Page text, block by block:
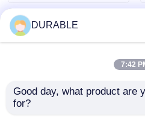
progettata per la
gestione delle acque
reflue
DURABLE
7:42
Good day, what product are
for?